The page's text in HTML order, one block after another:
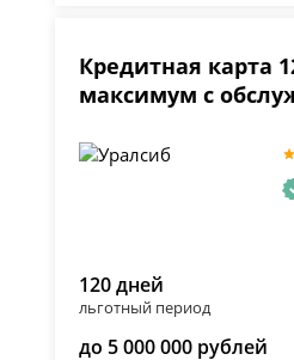
Кредитная карта
максимум с
120 дней
льготный период
до 5 000 000 рублей